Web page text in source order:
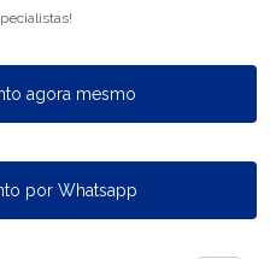
agora mesmo
por Whatsapp